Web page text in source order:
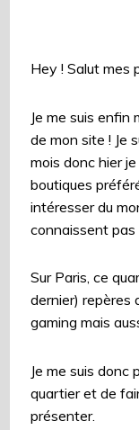
Hey ! Salut mes
Je me suis enfin
de mon site ! Je
mois donc hier
boutiques
intéresser du
connaissent pas
Sur Paris, ce
dernier) repères
gaming mais
Je me suis donc
quartier et de
présenter.